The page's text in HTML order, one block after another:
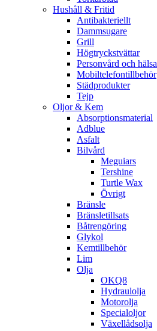
Hushåll & Fritid
Antibakteriellt​
Dammsugare
Grill
Högtryckstvättar
Personvård och hälsa
Mobiltelefontillbehör
Städprodukter
Tejp
Oljor & Kem
Absorptionsmaterial
Adblue
Asfalt
Bilvård
Meguiars
Tershine
Turtle Wax
Övrigt
Bränsle
Bränsletillsats
Båtrengöring
Glykol
Kemtillbehör
Lim
Olja
OKQ8
Hydraulolja
Motorolja
Specialoljor
Växellådsolja